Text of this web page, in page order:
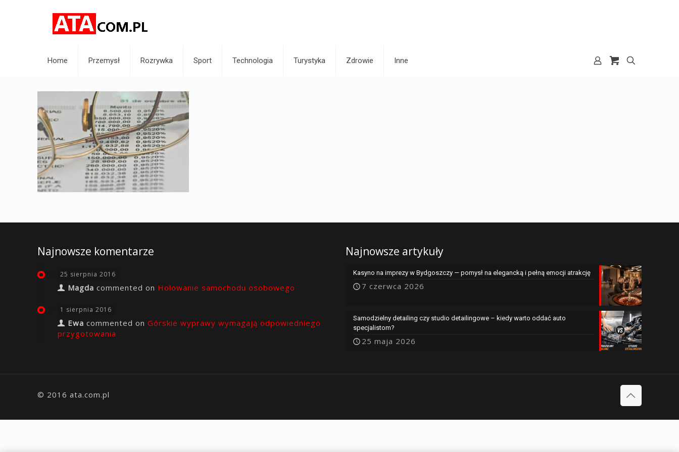
Home Przemysł Rozrywka Sport Technologia Turystyka Zdrowie Inne
Najnowsze komentarze
25 sierpnia 2016
Magda commented on Holowanie samochodu osobowego
1 sierpnia 2016
Ewa commented on Górskie wyprawy wymagają odpowiedniego
przygotowania
Najnowsze artykuły
Kasyno na imprezy w Bydgoszczy — pomysł na elegancką i pełną emocji atrakcję
7 czerwca 2026
Samodzielny detailing czy studio detailingowe – kiedy warto oddać auto
specjalistom?
25 maja 2026
© 2016 ata.com.pl